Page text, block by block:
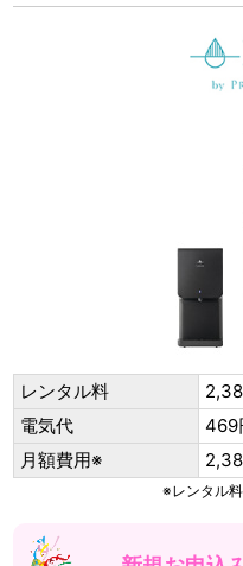
レンタル料
電気代
469
月額費用※
※レンタル